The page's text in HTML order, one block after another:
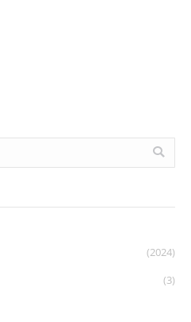
(2024)
(3)